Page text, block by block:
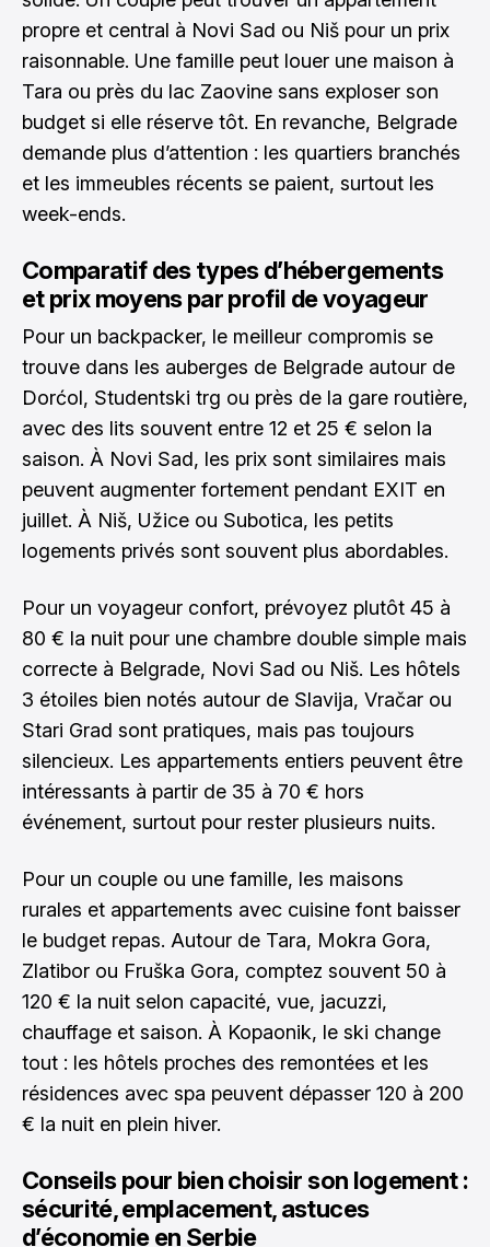
propre et central à Novi Sad ou Niš pour un prix
raisonnable. Une famille peut louer une maison à
Tara ou près du lac Zaovine sans exploser son
budget si elle réserve tôt. En revanche, Belgrade
demande plus d’attention : les quartiers branchés
et les immeubles récents se paient, surtout les
week-ends.
Comparatif des types d’hébergements
et prix moyens par profil de voyageur
Pour un backpacker, le meilleur compromis se
trouve dans les auberges de Belgrade autour de
Dorćol, Studentski trg ou près de la gare routière,
avec des lits souvent entre 12 et 25 € selon la
saison. À Novi Sad, les prix sont similaires mais
peuvent augmenter fortement pendant EXIT en
juillet. À Niš, Užice ou Subotica, les petits
logements privés sont souvent plus abordables.
Pour un voyageur confort, prévoyez plutôt 45 à
80 € la nuit pour une chambre double simple mais
correcte à Belgrade, Novi Sad ou Niš. Les hôtels
3 étoiles bien notés autour de Slavija, Vračar ou
Stari Grad sont pratiques, mais pas toujours
silencieux. Les appartements entiers peuvent être
intéressants à partir de 35 à 70 € hors
événement, surtout pour rester plusieurs nuits.
Pour un couple ou une famille, les maisons
rurales et appartements avec cuisine font baisser
le budget repas. Autour de Tara, Mokra Gora,
Zlatibor ou Fruška Gora, comptez souvent 50 à
120 € la nuit selon capacité, vue, jacuzzi,
chauffage et saison. À Kopaonik, le ski change
tout : les hôtels proches des remontées et les
résidences avec spa peuvent dépasser 120 à 200
€ la nuit en plein hiver.
Conseils pour bien choisir son logement :
sécurité, emplacement, astuces
d’économie en Serbie